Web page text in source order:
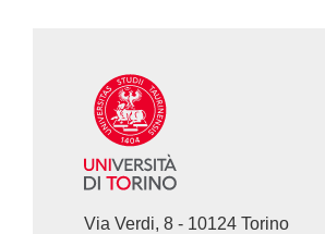
Via Verdi, 8 - 10124 Torino